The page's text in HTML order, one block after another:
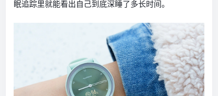
眠追踪里就能看出自己到底深睡了多长时间。